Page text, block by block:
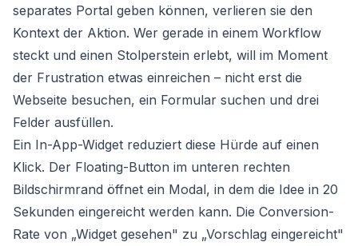
separates Portal geben können, verlieren sie den
Kontext der Aktion. Wer gerade in einem Workflow
steckt und einen Stolperstein erlebt, will im Moment
der Frustration etwas einreichen – nicht erst die
Webseite besuchen, ein Formular suchen und drei
Felder ausfüllen.
Ein In-App-Widget reduziert diese Hürde auf einen
Klick. Der Floating-Button im unteren rechten
Bildschirmrand öffnet ein Modal, in dem die Idee in 20
Sekunden eingereicht werden kann. Die Conversion-
Rate von „Widget gesehen" zu „Vorschlag eingereicht"